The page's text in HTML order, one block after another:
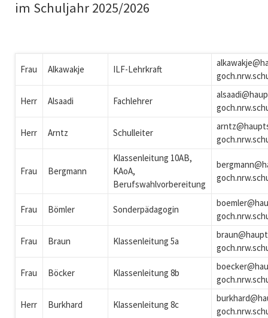
im Schuljahr 2025/2026
Frau Alkawakje ILF-Lehrkraft
Herr Alsaadi Fachlehrer
Herr Arntz Schulleiter
Frau Bergmann
Klassenleitung 10AB,
KAoA,
Berufswahlvorbereitung
Frau Bömler Sonderpädagogin
Frau Braun Klassenleitung 5a
Frau Böcker Klassenleitung 8b
Herr Burkhard Klassenleitung 8c